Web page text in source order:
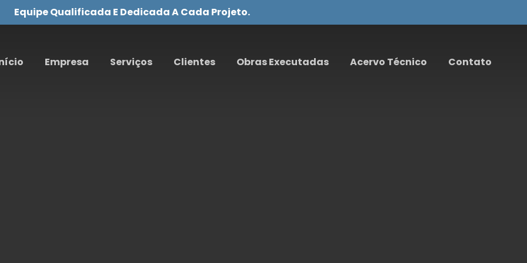
Equipe Qualificada E Dedicada A Cada Projeto.
Empresa Serviços Clientes Obras Executadas Acervo Técnico Contato